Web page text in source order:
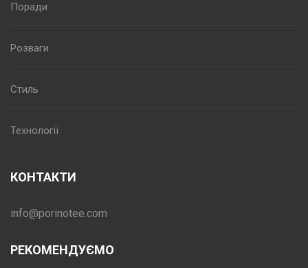
Поради
Розваги
Стиль
Технології
КОНТАКТИ
info@porinotee.com
РЕКОМЕНДУЄМО